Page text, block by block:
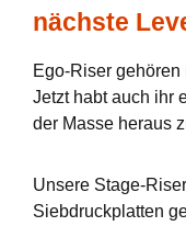
nächste
Ego-Riser
Jetzt habt auch ihr
der Masse heraus
Unsere Stage-
Siebdruckplatten